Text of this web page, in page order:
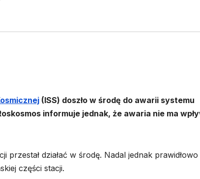
(ISS) doszło w środę do awarii systemu
informuje jednak, że awaria nie ma
działać w środę. Nadal jednak prawidłowo
części stacji.